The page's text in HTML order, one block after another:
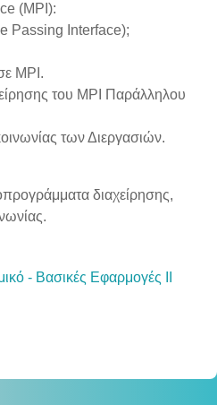
(MPI):
Passing Interface);
MPI.
του MPI Παράλληλου
των Διεργασιών.
διαχείρησης,
- Βασικές Εφαρμογές ΙΙ